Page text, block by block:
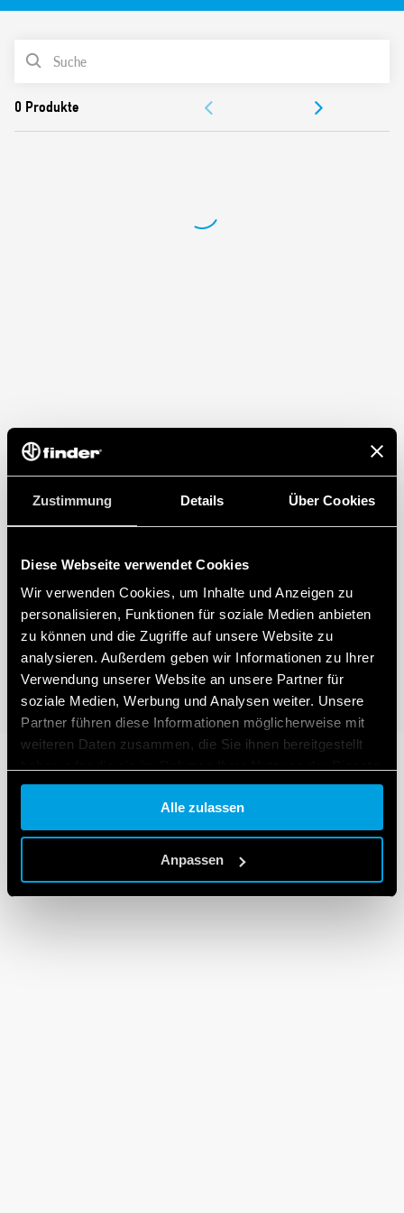
Zustimmung Details Über Cookies
Diese Webseite verwendet Cookies
Wir verwenden Cookies, um Inhalte und Anzeigen zu
personalisieren, Funktionen für soziale Medien anbieten
zu können und die Zugriffe auf unsere Website zu
analysieren. Außerdem geben wir Informationen zu Ihrer
Verwendung unserer Website an unsere Partner für
soziale Medien, Werbung und Analysen weiter. Unsere
Partner führen diese Informationen möglicherweise mit
weiteren Daten zusammen, die Sie ihnen bereitgestellt
gesammelt haben.
Cookie policy.
Alle zulassen
Anpassen
Montage in Unterputz- oder tiefe Schalterdosen
Lineares Dimmen
Automatische Frequenzanpassung (50/60 Hz)
PRODUKTLISTE
ZULASSUNGEN